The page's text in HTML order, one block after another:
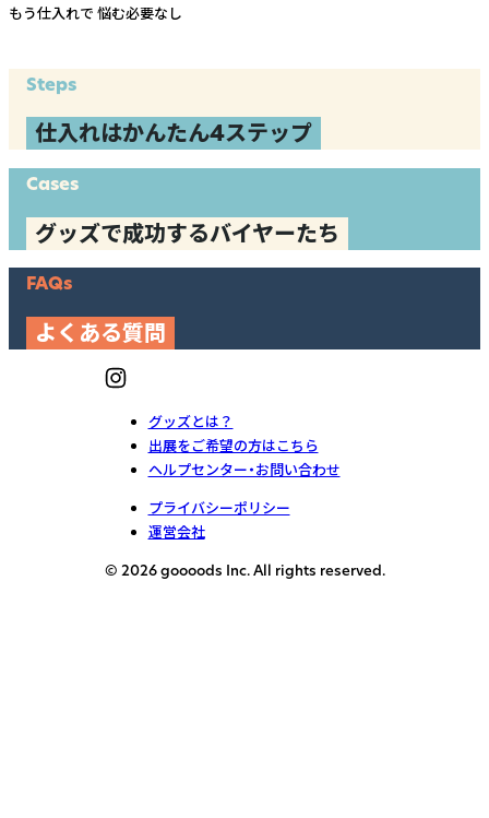
もう仕入れで 悩む必要なし
Steps
仕入れはかんたん4ステップ
Cases
グッズで成功するバイヤーたち
FAQs
よくある質問
グッズとは？
出展をご希望の方はこちら
ヘルプセンター・お問い合わせ
プライバシーポリシー
運営会社
© 2026 goooods Inc. All rights reserved.